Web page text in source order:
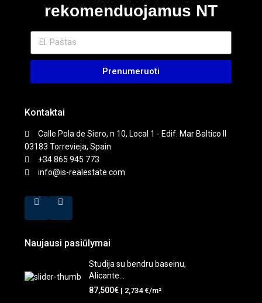
rekomenduojamus NT
Prenumeruoti
Kontaktai
Calle Pola de Siero, n 10, Local 1 - Edif. Mar Baltico II
03183 Torrevieja, Spain
+34 865 945 773
info@is-realestate.com
Naujausi pasiūlymai
Studija su bendru baseinu,
Alicante...
87,500€ | 2,734 €/m²